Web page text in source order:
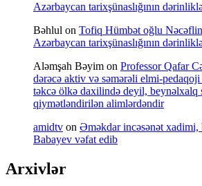
Azərbaycan tarixşünaslığının
Bəhlul on Tofiq Hümbət oğlu
Azərbaycan tarixşünaslığının
Aləmşah Bəyim on Professor Qafar
dərəcə aktiv və səmərəli elmi-
təkcə ölkə daxilində deyil, beynəlxalq
qiymətləndirilən alimlərdəndir
amidtv on Əməkdar incəsənət xadimi,
Babayev vəfat edib
Arxivlər